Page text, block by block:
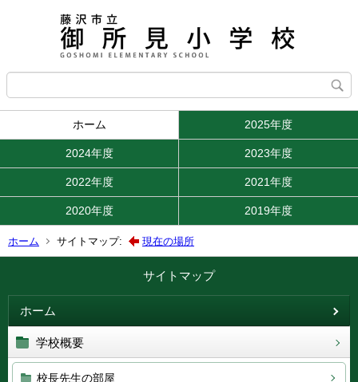
ホーム 2025年度
2024年度 2023年度
2022年度 2021年度
2020年度 2019年度
ホーム サイトマップ: 現在の場所
サイトマップ
ホーム
学校概要
校長先生の部屋